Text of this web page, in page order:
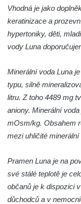
Krásné Lípě
Pramen Luna v
Lounech
Pramen Luna II v
Studna v parku v
Studna na
Pramen pod
Czedikově ulici v
Studánka
Špičákem
Pramen Lužničky
Prameniště za
Vhodná je jako
keratinizace a
hypertoniky, děti,
vody Luna
Minerální voda Luna
typu, silně
litru. Z toho 4489 mg
aniony. Minerální
mOsm/kg. Obsahem
mezi uhličité minerální
Pramen Luna je na
své stálé teplotě je
občanů je k dispozici
důchodců a v